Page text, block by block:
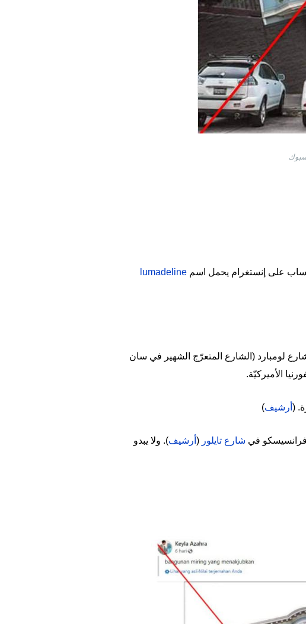
lumadeline
لومبارد (الشارع المتعرّج الشهير في سان
الأميركيّة.
( أرشيف)
فرانسيسكو في شارع تايلور ( أرشيف). ولا يبدو